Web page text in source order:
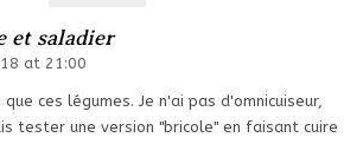
et saladier
at 21:00
ces légumes. Je n'ai pas d'omnicuiseur,
tester une version "bricole" en faisant cuire